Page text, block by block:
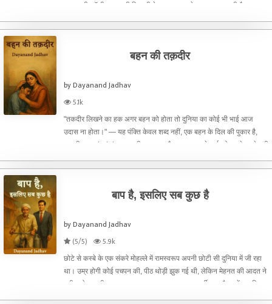
था। उसी कॉफी हाउस की खिड़की के पास, एक अधेड़ उम्र का आदमी बैठा था —
बहन की तक़दीर
by Dayanand Jadhav
5.1k
"तकदीर लिखने का हक अगर बहन को होता तो दुनिया का कोई भी भाई आज
उदास ना होता।" — यह पंक्ति केवल शब्द नहीं, एक बहन के दिल की पुकार है,
उसकी असह helplessता की पराकाष्ठा है, जब वह अपने भाई को टूटते हुए देखती
बाप है, इसलिए सब कुछ है
by Dayanand Jadhav
(5/5)
5.9k
छोटे से कस्बे के एक संकरे मोहल्ले में रामस्वरूप अपनी छोटी सी दुनिया में जी रहा
था। उम्र होगी कोई पचपन की, पीठ थोड़ी झुक गई थी, लेकिन मेहनत की आदत ने
शरीर को अब भी मज़बूत बनाए रखा था। धूप, बरसात, सर्दी–हर मौसम में साइकिल